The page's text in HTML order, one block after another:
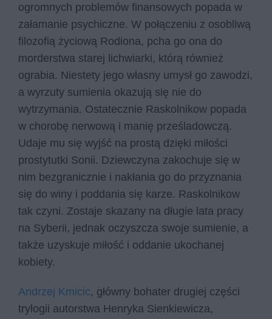
ogromnych problemów finansowych popada w
załamanie psychiczne. W połączeniu z osobliwą
filozofią życiową Rodiona, pcha go ona do
morderstwa starej lichwiarki, którą również
ograbia. Niestety jego własny umysł go zawodzi,
a wyrzuty sumienia okazują się nie do
wytrzymania. Ostatecznie Raskolnikow popada
w chorobę nerwową i manię prześladowczą.
Udaje mu się wyjść na prostą dzięki miłości
prostytutki Sonii. Dziewczyna zakochuje się w
nim bezgranicznie i nakłania go do przyznania
się do winy i poddania się karze. Raskolnikow
tak czyni. Zostaje skazany na długie lata pracy
na Syberii, jednak oczyszcza swoje sumienie, a
także uzyskuje miłość i oddanie ukochanej
kobiety.
Andrzej Kmicic, główny bohater drugiej części
trylogii autorstwa Henryka Sienkiewicza,